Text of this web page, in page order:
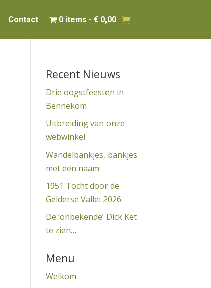
Contact 0 items € 0,00
Recent Nieuws
Drie oogstfeesten in
Bennekom
Uitbreiding van onze
webwinkel
Wandelbankjes, bankjes
met een naam
1951 Tocht door de
Gelderse Vallei 2026
De ‘onbekende’ Dick Ket
te zien….
Menu
Welkom